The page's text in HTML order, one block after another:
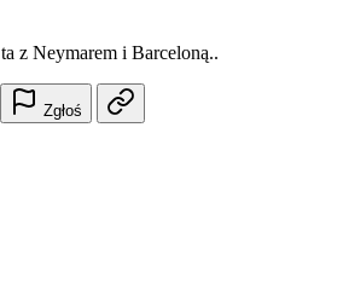
z Neymarem i Barceloną..
Zgłoś